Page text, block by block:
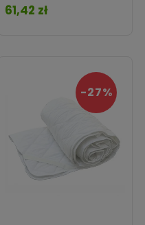
Cena
61,42 zł
-27%